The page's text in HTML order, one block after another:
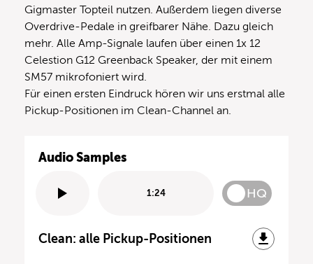
Gigmaster Topteil nutzen. Außerdem liegen diverse
Overdrive-Pedale in greifbarer Nähe. Dazu gleich
mehr. Alle Amp-Signale laufen über einen 1x 12
Celestion G12 Greenback Speaker, der mit einem
SM57 mikrofoniert wird.
Für einen ersten Eindruck hören wir uns erstmal alle
Pickup-Positionen im Clean-Channel an.
Audio Samples
1:24 HQ
Clean: alle Pickup-Positionen